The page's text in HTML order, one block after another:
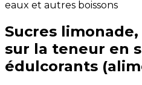
eaux et autres boissons
Sucres limonade,
sur la teneur en
édulcorants